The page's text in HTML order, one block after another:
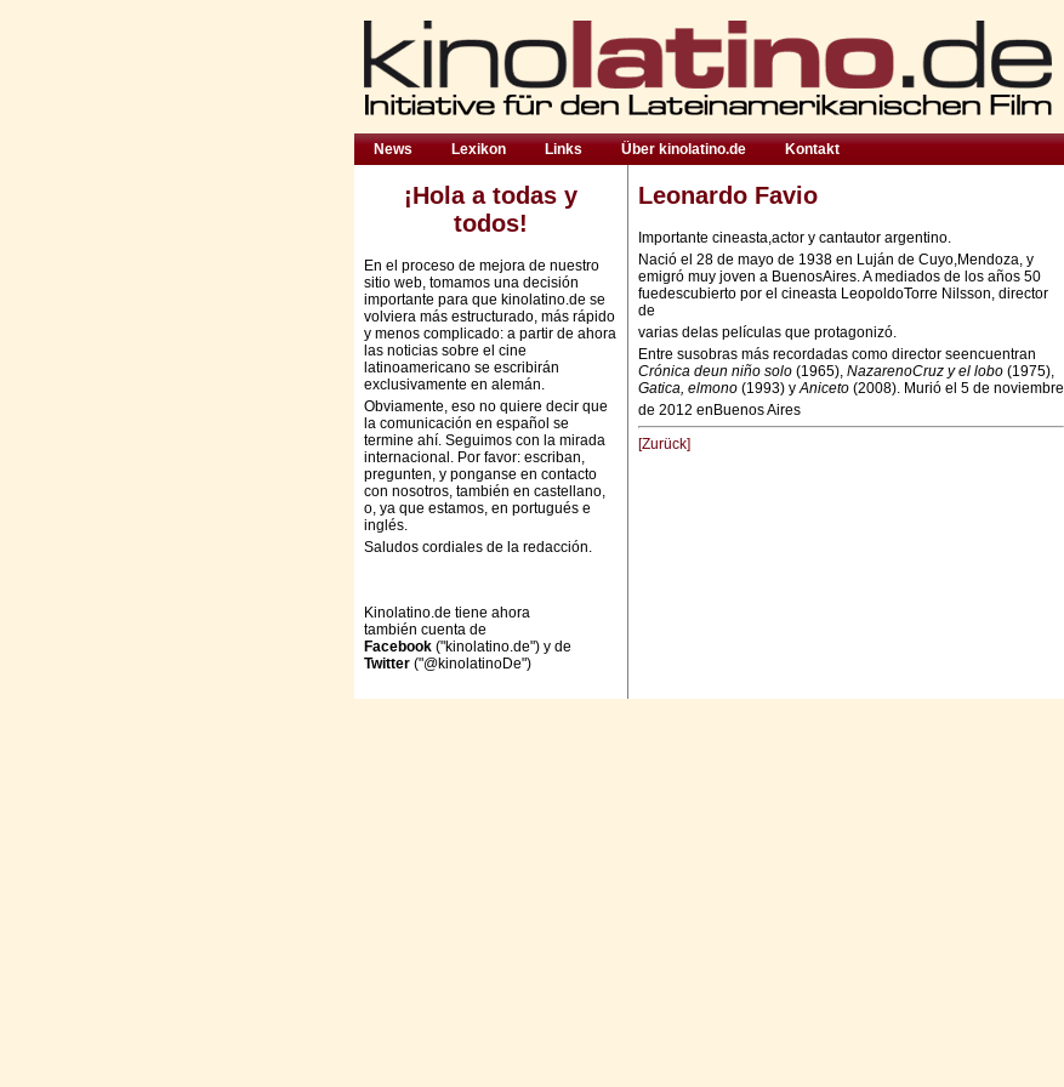
News Lexikon Links Über kinolatino.de Kontakt
¡Hola a todas y
todos!
En el proceso de mejora de nuestro
sitio web, tomamos una decisión
importante para que kinolatino.de se
volviera más estructurado, más rápido
y menos complicado: a partir de ahora
las noticias sobre el cine
latinoamericano se escribirán
exclusivamente en alemán.
Obviamente, eso no quiere decir que
la comunicación en español se
termine ahí. Seguimos con la mirada
internacional. Por favor: escriban,
pregunten, y ponganse en contacto
con nosotros, también en castellano,
o, ya que estamos, en portugués e
inglés.
Saludos cordiales de la redacción.
Kinolatino.de tiene ahora
también cuenta de
Facebook ("kinolatino.de") y de
Twitter ("@kinolatinoDe")
Leonardo Favio
Importante cineasta,actor y cantautor argentino.
Nació el 28 de mayo de 1938 en Luján de Cuyo,Mendoza, y
emigró muy joven a BuenosAires. A mediados de los años 50
fuedescubierto por el cineasta LeopoldoTorre Nilsson, director
de
varias delas películas que protagonizó.
Entre susobras más recordadas como director seencuentran
Crónica deun niño solo (1965), NazarenoCruz y el lobo (1975),
Gatica, elmono (1993) yAniceto (2008). Murió el 5 de noviembre
de 2012 enBuenos Aires
[Zurück]